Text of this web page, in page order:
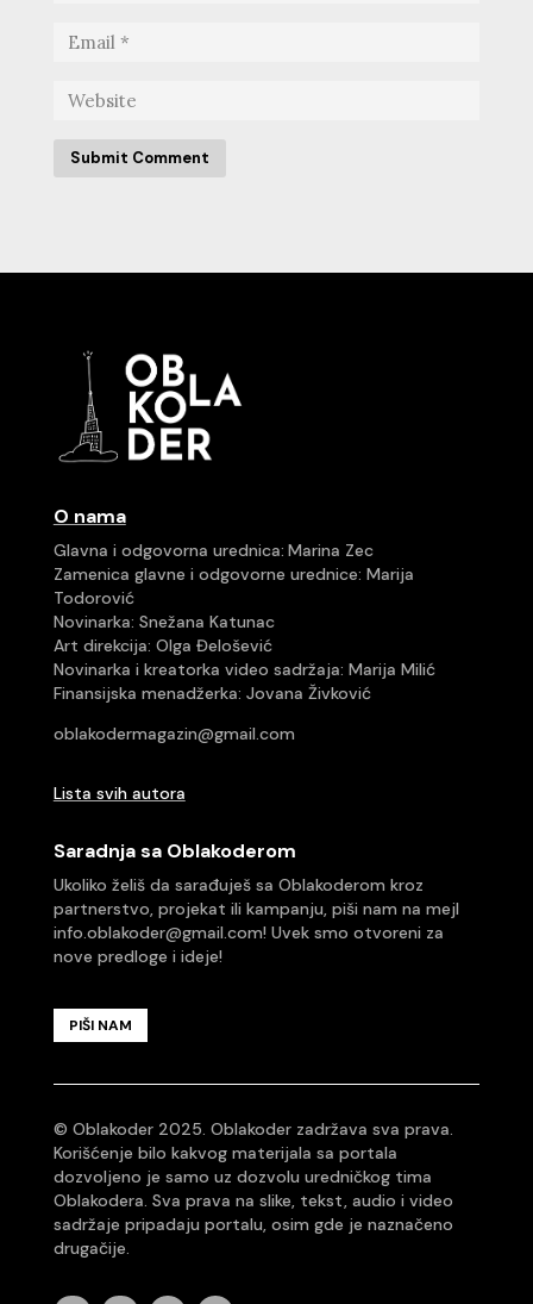
Submit Comment
O nama
Glavna i odgovorna urednica: Marina Zec
Zamenica glavne i odgovorne urednice: Marija
Todorović
Novinarka: Snežana Katunac
Art direkcija: Olga Đelošević
Novinarka i kreatorka video sadržaja: Marija Milić
Finansijska menadžerka: Jovana Živković
oblakodermagazin@gmail.com
Lista svih autora
Saradnja sa Oblakoderom
Ukoliko želiš da sarađuješ sa Oblakoderom kroz
partnerstvo, projekat ili kampanju, piši nam na mejl
info.oblakoder@gmail.com! Uvek smo otvoreni za
nove predloge i ideje!
PIŠI NAM
© Oblakoder 2025. Oblakoder zadržava sva prava.
Korišćenje bilo kakvog materijala sa portala
dozvoljeno je samo uz dozvolu uredničkog tima
Oblakodera. Sva prava na slike, tekst, audio i video
sadržaje pripadaju portalu, osim gde je naznačeno
drugačije.